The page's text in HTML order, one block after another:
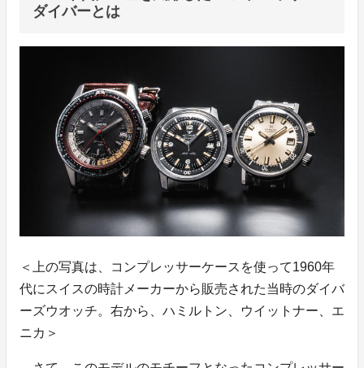
ダイバーとは
＜上の写真は、コンプレッサーケースを使って1960年
代にスイスの時計メーカーから販売された当時のダイバ
ーズウオッチ。右から、ハミルトン、ウイットナー、エ
ニカ＞